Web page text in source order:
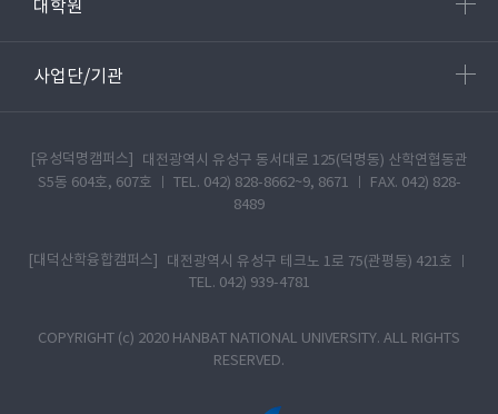
대학원
사업단/기관
[유성덕명캠퍼스]
대전광역시 유성구 동서대로 125(덕명동) 산학연협동관
S5동 604호, 607호 ㅣ TEL. 042) 828-8662~9, 8671 ㅣ FAX. 042) 828-
8489
[대덕산학융합캠퍼스]
대전광역시 유성구 테크노 1로 75(관평동) 421호 ㅣ
TEL. 042) 939-4781
COPYRIGHT (c) 2020 HANBAT NATIONAL UNIVERSITY. ALL RIGHTS
RESERVED.